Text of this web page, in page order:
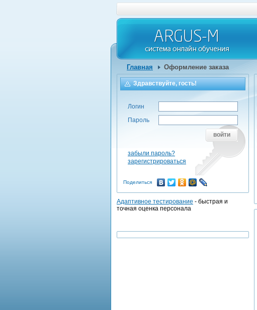
Главная Оформление заказа
Здравствуйте, гость!
Логин
Пароль
войти
забыли пароль?
зарегистрироваться
Поделиться
Адаптивное тестирование - быстрая и
точная оценка персонала